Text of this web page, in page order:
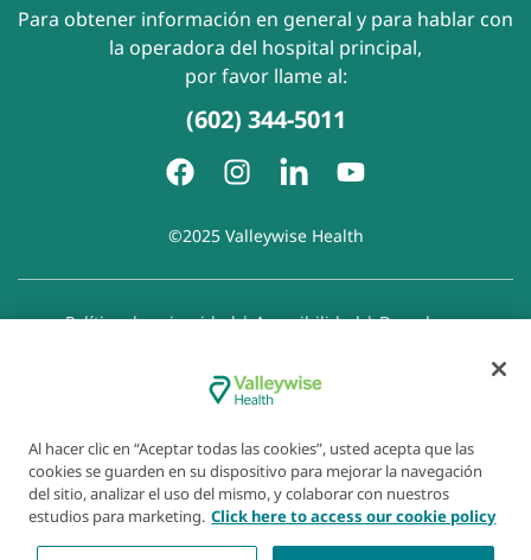
Para obtener información en general y para hablar con
la operadora del hospital principal,
por favor llame al:
(602) 344-5011
©2025 Valleywise Health
Política de privacidad|Accesibilidad|Derechos y
Aviso de Prohibición de la Discriminación
Exención de responsabilidad con respecto a sitios web
Al hacer clic en “Aceptar todas las cookies”, usted acepta que las
cookies se guarden en su dispositivo para mejorar la navegación
del sitio, analizar el uso del mismo, y colaborar con nuestros
estudios para marketing. Click here to access our cookie policy